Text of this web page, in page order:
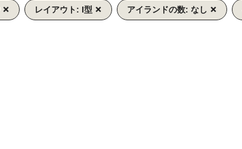
レイアウト: I型 アイランドの数: なし